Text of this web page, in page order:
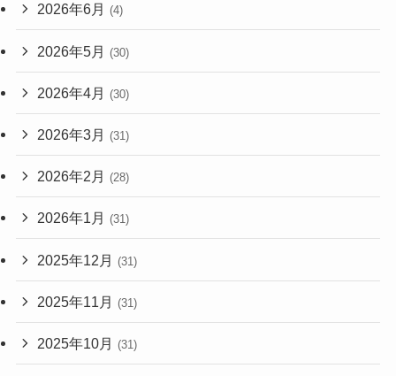
2026年6月 (4)
2026年5月 (30)
2026年4月 (30)
2026年3月 (31)
2026年2月 (28)
2026年1月 (31)
2025年12月 (31)
2025年11月 (31)
2025年10月 (31)